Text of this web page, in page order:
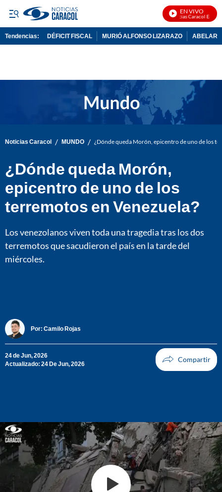
EN VIVO
Noticias Caracol En Vivo
Tendencias: DÉFICIT FISCAL MURIÓ ALFONSO LIZARAZO
Noticias Caracol / MUNDO / ¿Dónde queda Morón, epicentro de uno de los
¿Dónde queda Morón,
epicentro de uno de los
terremotos en Venezuela?
Los venezolanos viven toda una tragedia tras los dos
terremotos que sacudieron el país en la tarde del
miércoles.
Por: Camilo Rojas
24 de Jun, 2026
Actualizado: 24 De Jun, 2026